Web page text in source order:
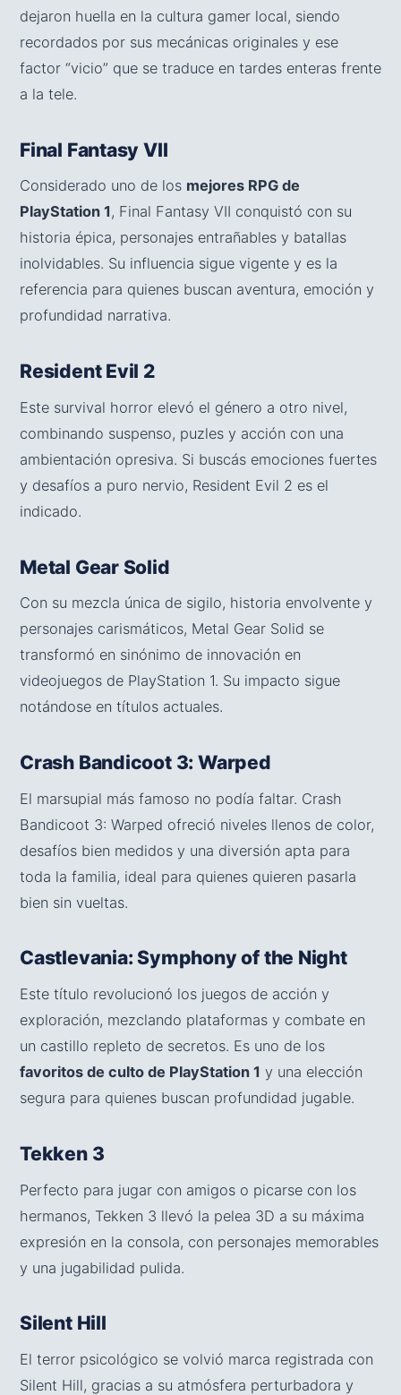
dejaron huella en la cultura gamer local, siendo
recordados por sus mecánicas originales y ese
factor “vicio” que se traduce en tardes enteras frente
a la tele.
Final Fantasy VII
Considerado uno de los mejores RPG de
PlayStation 1, Final Fantasy VII conquistó con su
historia épica, personajes entrañables y batallas
inolvidables. Su influencia sigue vigente y es la
referencia para quienes buscan aventura, emoción y
profundidad narrativa.
Resident Evil 2
Este survival horror elevó el género a otro nivel,
combinando suspenso, puzles y acción con una
ambientación opresiva. Si buscás emociones fuertes
y desafíos a puro nervio, Resident Evil 2 es el
indicado.
Metal Gear Solid
Con su mezcla única de sigilo, historia envolvente y
personajes carismáticos, Metal Gear Solid se
transformó en sinónimo de innovación en
videojuegos de PlayStation 1. Su impacto sigue
notándose en títulos actuales.
Crash Bandicoot 3: Warped
El marsupial más famoso no podía faltar. Crash
Bandicoot 3: Warped ofreció niveles llenos de color,
desafíos bien medidos y una diversión apta para
toda la familia, ideal para quienes quieren pasarla
bien sin vueltas.
Castlevania: Symphony of the Night
Este título revolucionó los juegos de acción y
exploración, mezclando plataformas y combate en
un castillo repleto de secretos. Es uno de los
favoritos de culto de PlayStation 1 y una elección
segura para quienes buscan profundidad jugable.
Tekken 3
Perfecto para jugar con amigos o picarse con los
hermanos, Tekken 3 llevó la pelea 3D a su máxima
expresión en la consola, con personajes memorables
y una jugabilidad pulida.
Silent Hill
El terror psicológico se volvió marca registrada con
Silent Hill, gracias a su atmósfera perturbadora y